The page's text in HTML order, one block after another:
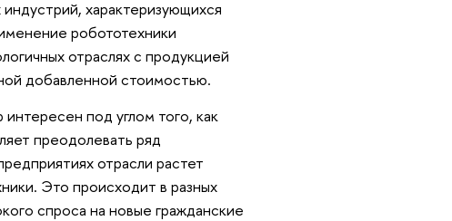
характеризующихся
робототехники
отраслях с продукцией
добавленной стоимостью.
под углом того, как
преодолевать ряд
отрасли растет
Это происходит в разных
спроса на новые гражданские